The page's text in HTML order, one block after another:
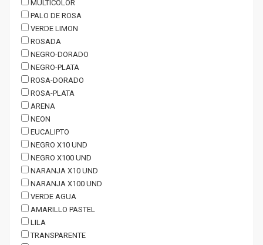
MULTICOLOR
PALO DE ROSA
VERDE LIMON
ROSADA
NEGRO-DORADO
NEGRO-PLATA
ROSA-DORADO
ROSA-PLATA
ARENA
NEON
EUCALIPTO
NEGRO X10 UND
NEGRO X100 UND
NARANJA X10 UND
NARANJA X100 UND
VERDE AGUA
AMARILLO PASTEL
LILA
TRANSPARENTE